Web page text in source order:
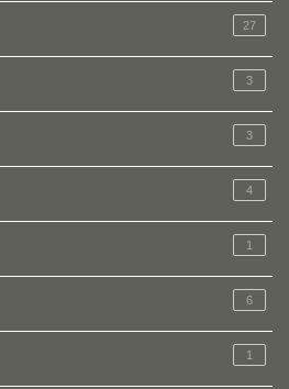
27
3
3
4
1
6
1